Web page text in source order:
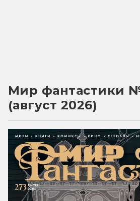
Мир фантастики
(август 2026)